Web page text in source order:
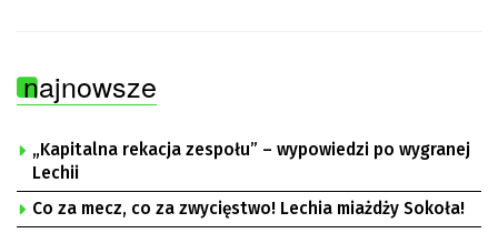
najnowsze
„Kapitalna rekacja zespołu” – wypowiedzi po wygranej
Lechii
Co za mecz, co za zwycięstwo! Lechia miażdży Sokoła!